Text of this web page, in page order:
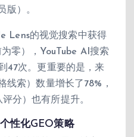
版）。
Lens的视觉搜索中获得
零），YouTube AI搜索
47次。更重要的是，来
索）数量增长了78%，
分）也有所提升。
性化GEO策略